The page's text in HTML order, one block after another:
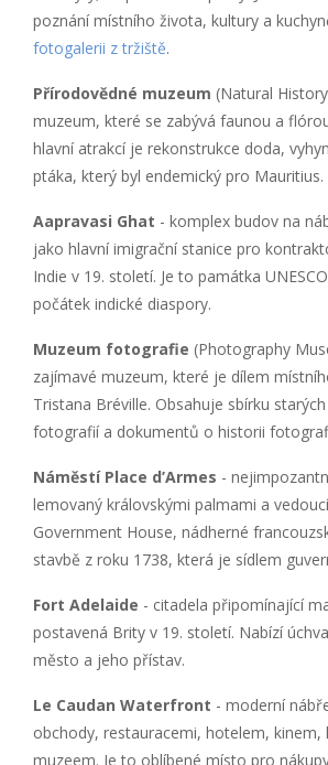
poznání místního života, kultury a
fotogalerii z tržiště.
Přírodovědné muzeum (Natural
muzeum, které se zabývá faunou a
hlavní atrakcí je rekonstrukce doda,
ptáka, který byl endemický pro Mauritius.
Aapravasi Ghat - komplex budov na
jako hlavní imigrační stanice pro
Indie v 19. století. Je to památka
počátek indické diaspory.
Muzeum fotografie (Photography
zajímavé muzeum, které je dílem
Tristana Bréville. Obsahuje sbírku
fotografií a dokumentů o historii
Náměstí Place d’Armes -
lemovaný královskými palmami a
Government House, nádherné
stavbě z roku 1738, která je sídlem
Fort Adelaide - citadela připomínající
postavená Brity v 19. století. Nabízí
město a jeho přístav.
Le Caudan Waterfront - moderní
obchody, restauracemi, hotelem, kinem,
muzeem. Je to oblíbené místo pro